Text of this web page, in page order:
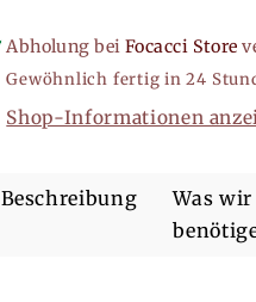
Visitenkarten
|
Spa,
Geschäft
für
Spa,
Geschäft
Abholung beiFocacci Store
Gewöhnlich fertig in 24
Shop-Informationen
Beschreibung
Was